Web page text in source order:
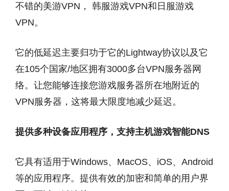
不错的美游VPN， 韩服游戏VPN和日服游戏
VPN。
它的低延迟主要归功于它的Lightway协议以及它
在105个国家/地区拥有3000多台VPN服务器网
络。让您能够连接您游戏服务器所在地附近的
VPN服务器，这将最大限度地减少延迟。
提供多种设备应用程序，支持主机游戏智能DNS
它具有适用于Windows、MacOS、iOS、Android
等的应用程序。提供有效的加密和简单的用户界